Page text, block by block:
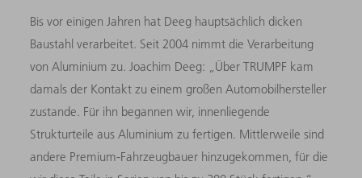
Bis vor einigen Jahren hat Deeg hauptsächlich dicken
Baustahl verarbeitet. Seit 2004 nimmt die Verarbeitung
von Aluminium zu. Joachim Deeg: „Über TRUMPF kam
damals der Kontakt zu einem großen Automobilhersteller
zustande. Für ihn begannen wir, innenliegende
Strukturteile aus Aluminium zu fertigen. Mittlerweile sind
andere Premium-Fahrzeugbauer hinzugekommen, für die